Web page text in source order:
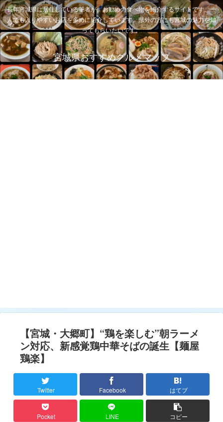
長年宮城県に居住している筆者が、お勧めの食べ物を紹介するサイトです。一
人でも入りやすいお店を多めに紹介しています。県外の方にも宮城の魅力を知
ってもらいたいです。
宮城県おすすめグルメマップ
【宮城・大郷町】“鶏を楽しむ”朝ラーメ
ン対応、新感覚鶏中華そばの誕生【麺屋
鶏楽】
Twitter Facebook はてブ
Pocket LINE コピー